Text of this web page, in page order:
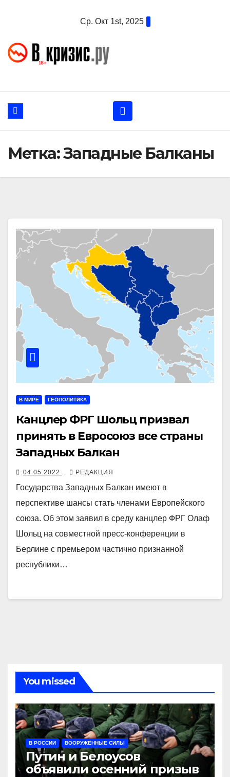
Ср. Окт 1st, 2025
Метка:Западные Балканы
В МИРЕ ГЕОПОЛИТИКА
Канцлер ФРГ Шольц призвал
принять в Евросоюз все страны
Западных Балкан
04.05.2022 РЕДАКЦИЯ
Государства Западных Балкан имеют в
перспективе шансы стать членами Европейского
союза. Об этом заявил в среду канцлер ФРГ Олаф
Шольц на совместной пресс-конференции в
Берлине с премьером частично признанной
республики…
You missed
В РОССИИ ВООРУЖЁННЫЕ СИЛЫ
Путин и Белоусов
объявили осенний призыв